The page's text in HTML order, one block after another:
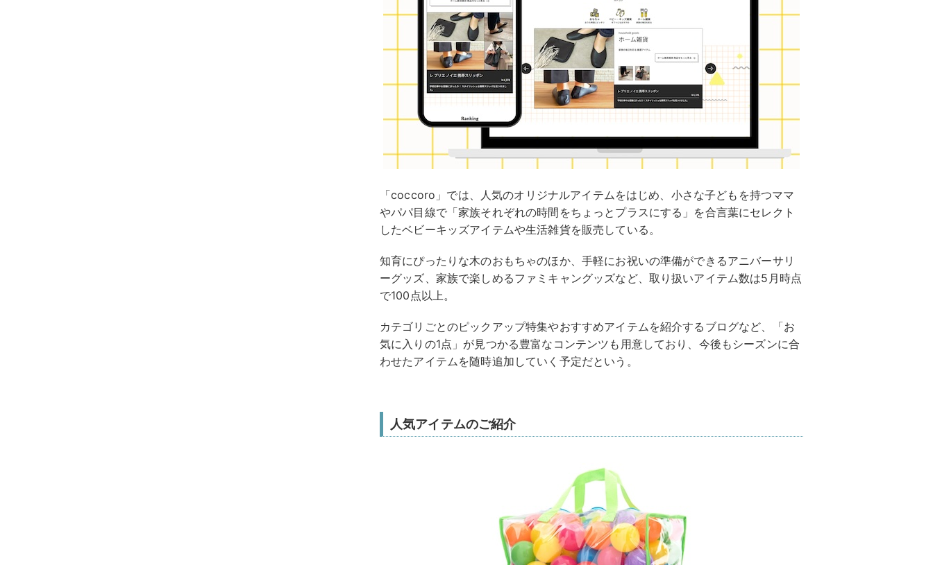
「coccoro」では、人気のオリジナルアイテムをはじめ、小さな子どもを持つママ
やパパ目線で「家族それぞれの時間をちょっとプラスにする」を合言葉にセレクト
したベビーキッズアイテムや生活雑貨を販売している。
知育にぴったりな木のおもちゃのほか、手軽にお祝いの準備ができるアニバーサリ
ーグッズ、家族で楽しめるファミキャングッズなど、取り扱いアイテム数は5月時点
で100点以上。
カテゴリごとのピックアップ特集やおすすめアイテムを紹介するブログなど、「お
気に入りの1点」が見つかる豊富なコンテンツも用意しており、今後もシーズンに合
わせたアイテムを随時追加していく予定だという。
人気アイテムのご紹介